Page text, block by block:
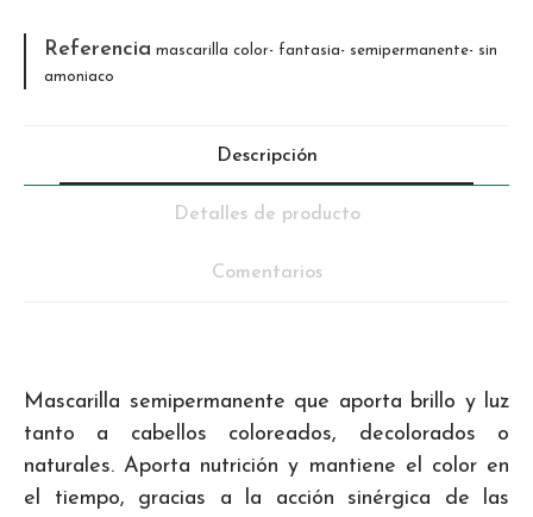
Referencia mascarilla color- fantasia- semipermanente- sin
amoniaco
Descripción
Detalles de producto
Comentarios
Mascarilla semipermanente que aporta brillo y luz
tanto a cabellos coloreados, decolorados o
naturales. Aporta nutrición y mantiene el color en
el tiempo, gracias a la acción sinérgica de las